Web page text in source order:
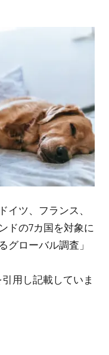
イツ、フランス、
ドの7カ国を対象に
グローバル調査」
用し記載していま